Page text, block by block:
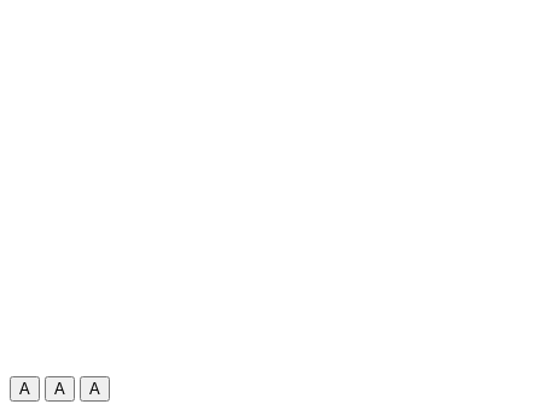
A A A